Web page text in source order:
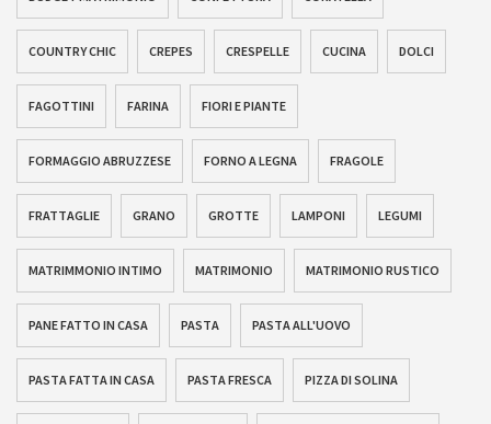
COUNTRY CHIC CREPES CRESPELLE CUCINA DOLCI
FAGOTTINI FARINA FIORI E PIANTE
FORMAGGIO ABRUZZESE FORNO A LEGNA FRAGOLE
FRATTAGLIE GRANO GROTTE LAMPONI LEGUMI
MATRIMMONIO INTIMO MATRIMONIO MATRIMONIO RUSTICO
PANE FATTO IN CASA PASTA PASTA ALL'UOVO
PASTA FATTA IN CASA PASTA FRESCA PIZZA DI SOLINA